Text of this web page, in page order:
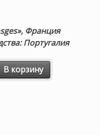
Франция
Португалия
Покрывало
В корзину